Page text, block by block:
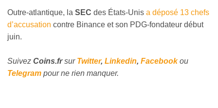
Outre-atlantique, la SEC des États-Unis a déposé 13 chefs
d’accusation contre Binance et son PDG-fondateur début
juin.
Suivez Coins.frsur Twitter, Linkedin, Facebookou
Telegram pour ne rien manquer.